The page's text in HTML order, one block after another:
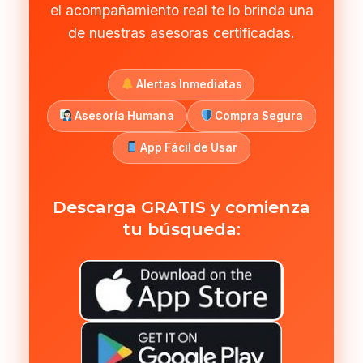
el acompañamiento real te lo brinda una
de nuestras asesoras certificadas.
Alertas Inmediatas
Asesoría Humana Compra Segura
App Fácil de Usar
Descarga GRATIS y comienza
tu búsqueda: